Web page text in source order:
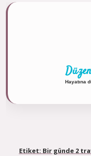
Hayatına
Etiket: Bir günde 2